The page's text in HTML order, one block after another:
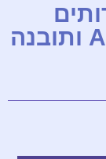
שמבוססים על דאטה, AI ותובנה